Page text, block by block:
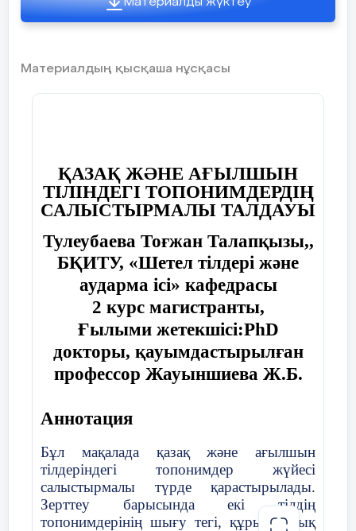
дүниетанымдық ерекшеліктердің айқын
тарихи мазмұн да молынан кездеседі.
Ал ағылшын тіліндегі топонимдер тарихи
ерекшеленеді. Бұл атаулар кельт, англо-
саксон, скандинав және латын тілдерінің
әсерімен қалыптасқан күрделі тілдік
қабаттарды қамтиды.
Осы зерттеудің мақсаты – қазақ және
ағылшын тілдеріндегі топонимдердің
шығу тегі, құрылымдық және
семантикалық ерекшеліктерін
салыстырмалы түрде талдау арқылы екі
халықтың мәдени-тарихи
дүниетанымының ерекшеліктерін көрсету.
Мақалада топонимдердің
контекстегі мағынасы мен мәдени мәні
ашылады.
Қазақ тіліндегі топонимдер – бұл
халықтың табиғатпен тығыз байланысы
мен дәстүрлі мәдениетін бейнелейтін
ерекше лексикалық пласт. Қазақ
Материалдың қысқаша нұсқасы
ҚАЗАҚ ЖӘНЕ АҒЫЛШЫН
ТІЛІНДЕГІ ТОПОНИМДЕРДІҢ
САЛЫСТЫРМАЛЫ ТАЛДАУЫ
Тулеубаева Тоғжан Талапқызы,,
БҚИТУ, «Шетел тілдері және
аударма ісі» кафедрасы
2 курс магистранты,
Ғылыми жетекшісі:PhD
докторы, қауымдастырылған
профессор Жауыншиева Ж.Б.
Аннотация
Бұл мақалада қазақ және ағылшын
тілдеріндегі топонимдер жүйесі
салыстырмалы түрде қарастырылады.
Зерттеу барысында екі тілдің
топонимдерінің шығу тегі, құрылымдық